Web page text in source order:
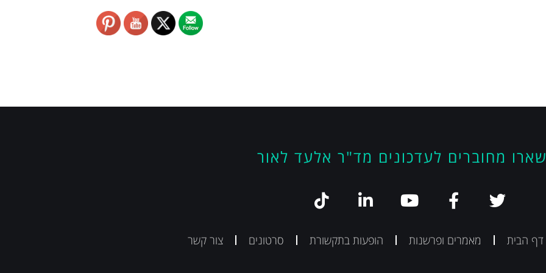
מחוברים לעדכונים מד"ר אלעד לאור
דף הבית מאמרים ופרשנות הופעות בתקשורת סרטונים צור קשר